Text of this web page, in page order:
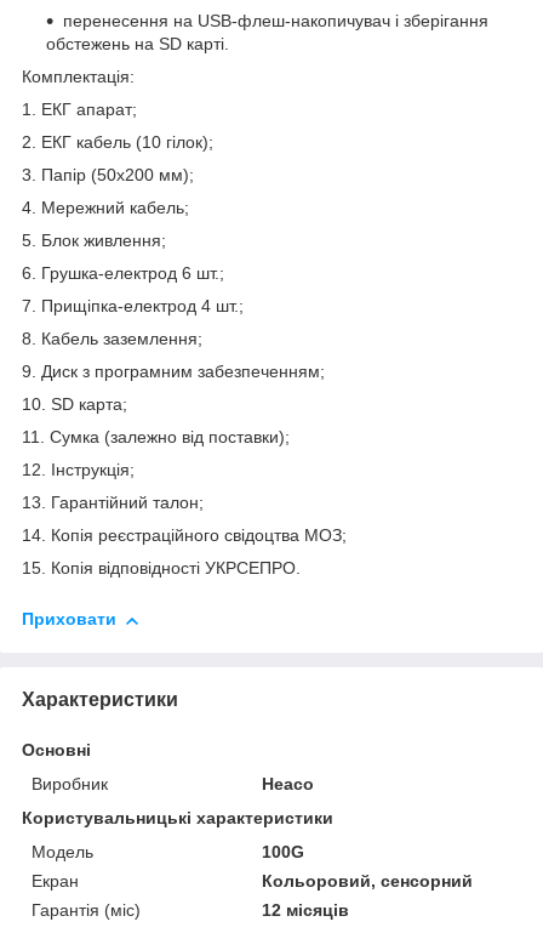
перенесення на USB-флеш-накопичувач і зберігання
обстежень на SD карті.
Комплектація:
1. ЕКГ апарат;
2. ЕКГ кабель (10 гілок);
3. Папір (50х200 мм);
4. Мережний кабель;
5. Блок живлення;
6. Грушка-електрод 6 шт.;
7. Прищіпка-електрод 4 шт.;
8. Кабель заземлення;
9. Диск з програмним забезпеченням;
10. SD карта;
11. Сумка (залежно від поставки);
12. Інструкція;
13. Гарантійний талон;
14. Копія реєстраційного свідоцтва МОЗ;
15. Копія відповідності УКРСЕПРО.
Приховати
Характеристики
Основні
Виробник
Heaco
Користувальницькі характеристики
Модель
100G
Екран
Кольоровий, сенсорний
Гарантія (міс)
12 місяців